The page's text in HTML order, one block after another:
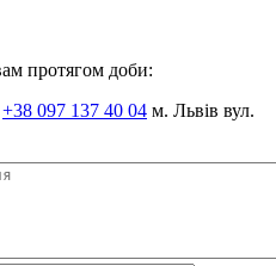
протягом доби:
+38 097 137 40 04 м. Львів вул.